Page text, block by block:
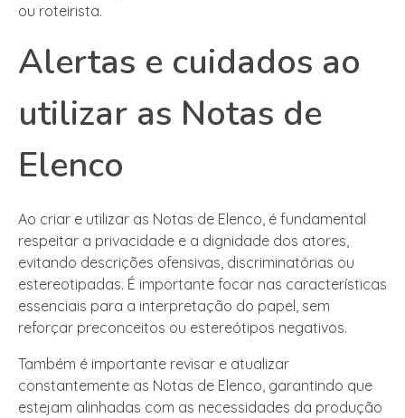
ou roteirista.
Alertas e cuidados ao
utilizar as Notas de
Elenco
Ao criar e utilizar as Notas de Elenco, é fundamental
respeitar a privacidade e a dignidade dos atores,
evitando descrições ofensivas, discriminatórias ou
estereotipadas. É importante focar nas características
essenciais para a interpretação do papel, sem
reforçar preconceitos ou estereótipos negativos.
Também é importante revisar e atualizar
constantemente as Notas de Elenco, garantindo que
estejam alinhadas com as necessidades da produção